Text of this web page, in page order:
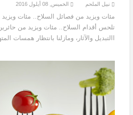
نبيل الملحم الخميس, 08 أيلول 2016
مئات ويزيد من فصائل السلاح.. مئات
تلحس أقدام السلاح.. مئات ويزيد من
االتبديل والآثار، ومازلنا بانتظار همسات